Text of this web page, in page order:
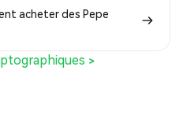
acheter des Pepe
>